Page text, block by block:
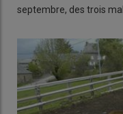
septembre, des trois